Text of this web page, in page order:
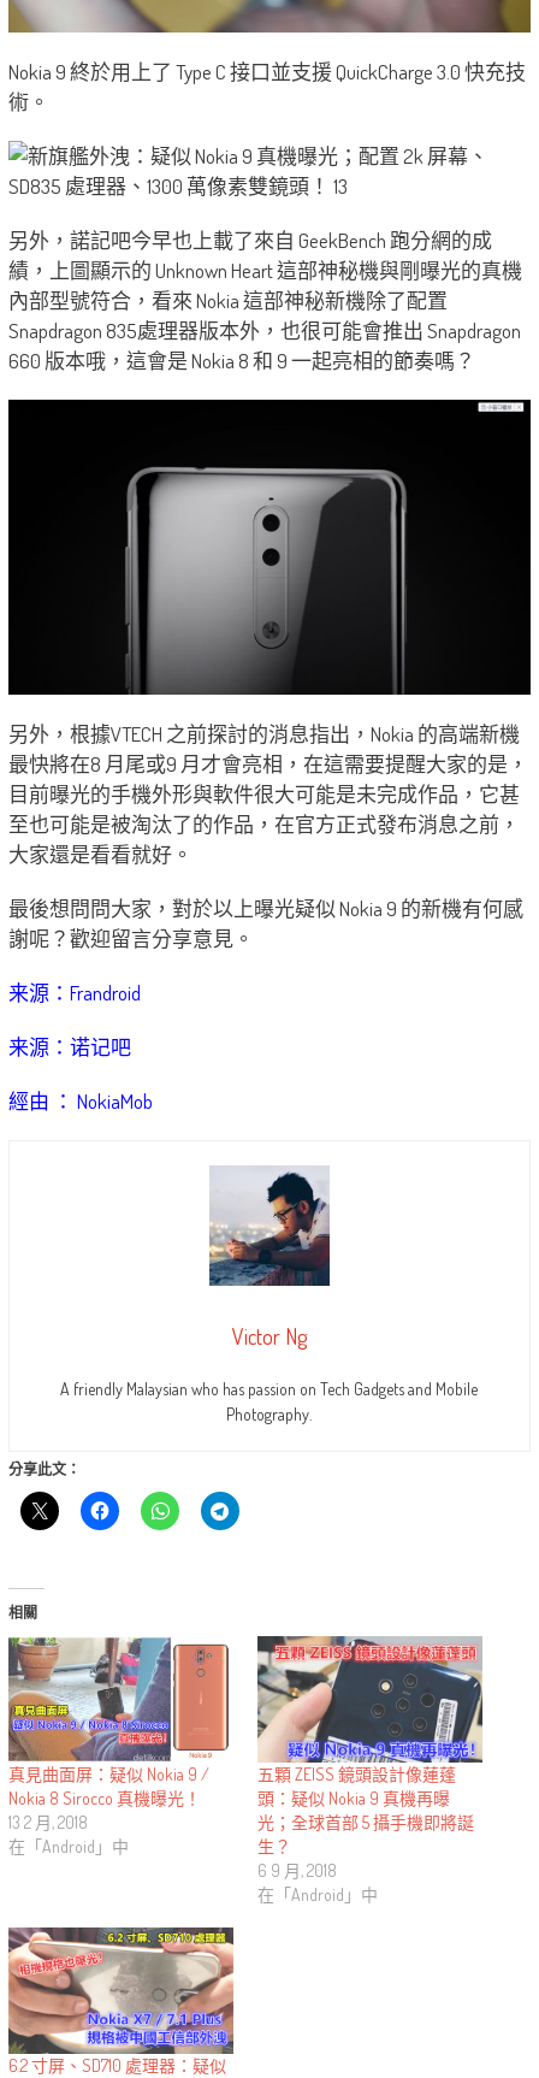
Nokia 9 終於用上了 Type C 接口並支援 QuickCharge 3.0 快充技
術。
另外，諾記吧今早也上載了來自 GeekBench 跑分網的成
績，上圖顯示的 Unknown Heart 這部神秘機與剛曝光的真機
內部型號符合，看來 Nokia 這部神秘新機除了配置
Snapdragon 835處理器版本外，也很可能會推出 Snapdragon
660 版本哦，這會是 Nokia 8 和 9 一起亮相的節奏嗎？
另外，根據VTECH 之前探討的消息指出，Nokia 的高端新機
最快將在8 月尾或9 月才會亮相，在這需要提醒大家的是，
目前曝光的手機外形與軟件很大可能是未完成作品，它甚
至也可能是被淘汰了的作品，在官方正式發布消息之前，
大家還是看看就好。
最後想問問大家，對於以上曝光疑似 Nokia 9 的新機有何感
謝呢？歡迎留言分享意見。
来源：Frandroid
来源：诺记吧
經由 ： NokiaMob
Victor Ng
A friendly Malaysian who has passion on Tech Gadgets and Mobile
Photography.
分享此文：
相關
真見曲面屏：疑似 Nokia 9 /
Nokia 8 Sirocco 真機曝光！
13 2 月, 2018
在「Android」中
五顆 ZEISS 鏡頭設計像蓮蓬
頭：疑似 Nokia 9 真機再曝
光；全球首部 5 攝手機即將誕
生？
6 9 月, 2018
在「Android」中
6.2 寸屏、SD710 處理器：疑似